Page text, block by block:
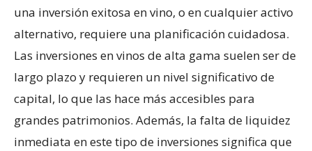
una inversión exitosa en vino, o en cualquier activo
alternativo, requiere una planificación cuidadosa.
Las inversiones en vinos de alta gama suelen ser de
largo plazo y requieren un nivel significativo de
capital, lo que las hace más accesibles para
grandes patrimonios. Además, la falta de liquidez
inmediata en este tipo de inversiones significa que